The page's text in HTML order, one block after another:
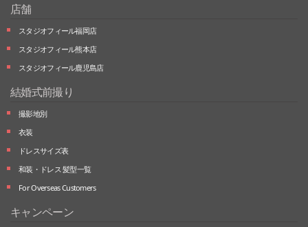
店舗
スタジオフィール福岡店
スタジオフィール熊本店
スタジオフィール鹿児島店
結婚式前撮り
撮影地別
衣装
ドレスサイズ表
和装・ドレス 髪型一覧
For Overseas Customers
キャンペーン